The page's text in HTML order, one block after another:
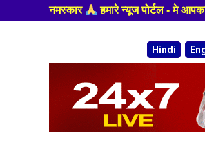
हमारे न्यूज पोर्टल - मे आपका स्वागत हैं ,यहाँ
Hindi